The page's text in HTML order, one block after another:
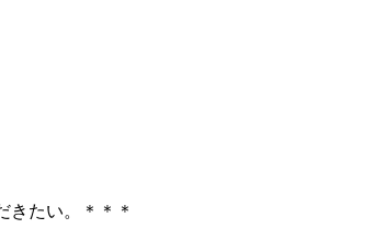
きたい。＊＊＊